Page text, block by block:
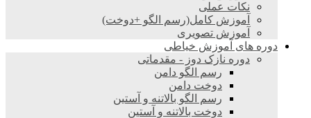
نکات عملی
آموزش کامل(رسم الگو +دوخت)
آموزش تصویری
دوره های آموزش خیاطی
دوره نازک دوز - مقدماتی
رسم الگو دامن
دوخت دامن
رسم الگو بالاتنه و آستین
دوخت بالاتنه و آستین